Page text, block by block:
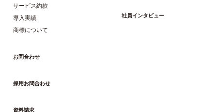
サービス約款
導入実績
商標について
社員インタビュー
お問合わせ
採用お問合わせ
資料請求